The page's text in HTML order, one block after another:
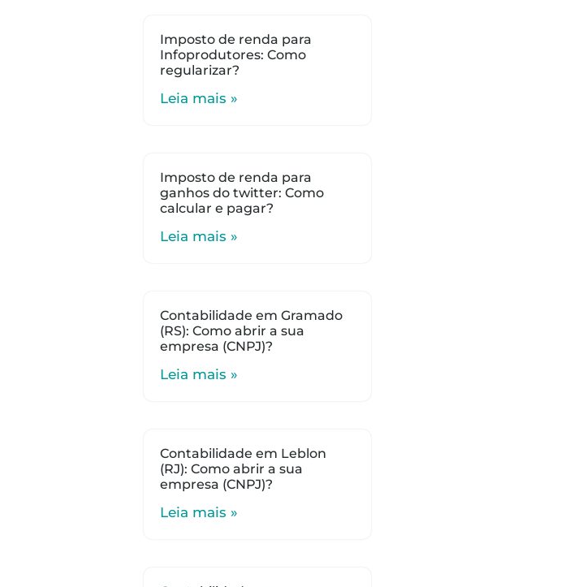
Imposto de renda para
Infoprodutores: Como
regularizar?
Leia mais »
Imposto de renda para
ganhos do twitter: Como
calcular e pagar?
Leia mais »
Contabilidade em Gramado
(RS): Como abrir a sua
empresa (CNPJ)?
Leia mais »
Contabilidade em Leblon
(RJ): Como abrir a sua
empresa (CNPJ)?
Leia mais »